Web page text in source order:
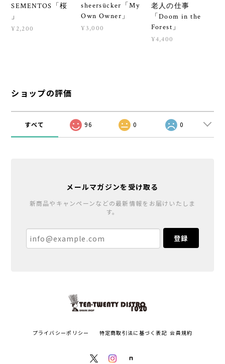
SEMENTOS「桜
」
¥2,200
sheersücker「My
Own Owner」
¥3,000
老人の仕事
「Doom in the
Forest」
¥4,400
ショップの評価
すべて 96 0 0
メールマガジンを受け取る
新商品やキャンペーンなどの最新情報をお届けいたしま
す。
登録
プライバシーポリシー 特定商取引法に基づく表記 会員規約